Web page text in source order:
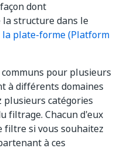
dont
structure dans le
plate-forme (Platform
pour plusieurs
à différents domaines
plusieurs catégories
filtrage. Chacun d'eux
filtre si vous souhaitez
à ces